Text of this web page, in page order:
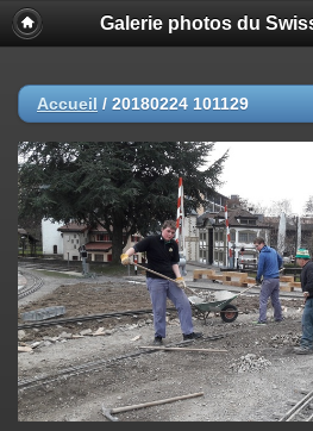
Galerie photos du
Accueil / 20180224 101129